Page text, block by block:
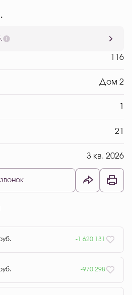
116
Дом 2
21
3 кв. 2026
-1 620 131
-970 298